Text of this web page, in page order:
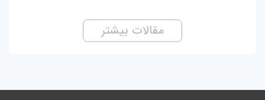
مقالات بیشتر